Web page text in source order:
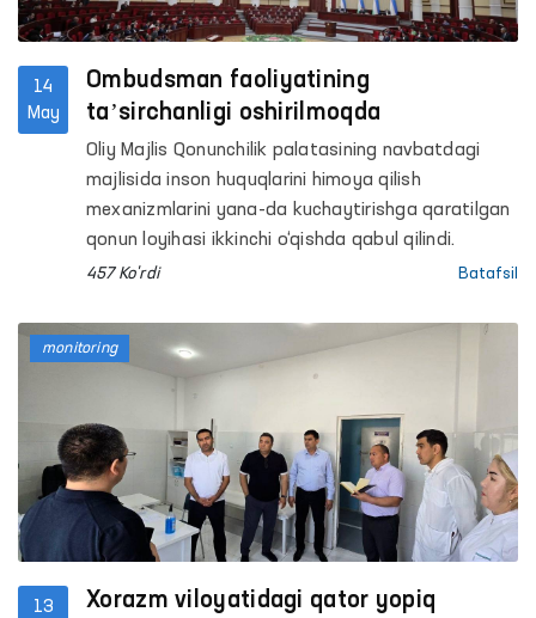
markazi hamda Andijon viloyati IIB Maʼmuriy
saqlash uchun mo‘ljallangan maxsus qabulxonaga
(Maxsus qabulxona) monitoring tashriflari amalga
oshirildi.
14
May
Ombudsman faoliyatining
taʼsirchanligi oshirilmoqda
Oliy Majlis Qonunchilik palatasining navbatdagi
majlisida inson huquqlarini himoya qilish
mexanizmlarini yana-da kuchaytirishga qaratilgan
qonun loyihasi ikkinchi o‘qishda qabul qilindi.
457 Ko'rdi Batafsil
13
Xorazm viloyatidagi qator yopiq
monitoring